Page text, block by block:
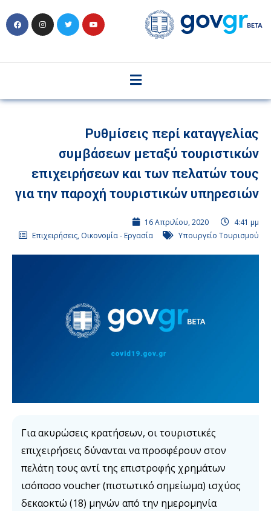
Ρυθμίσεις περί καταγγελίας
συμβάσεων μεταξύ τουριστικών
επιχειρήσεων και των πελατών τους
για την παροχή τουριστικών υπηρεσιών
16 Απριλίου, 2020
4:41 μμ
Επιχειρήσεις, Οικονομία - Εργασία Υπουργείο Τουρισμού
Για ακυρώσεις κρατήσεων, οι τουριστικές
επιχειρήσεις δύνανται να προσφέρουν στον
πελάτη τους αντί της επιστροφής χρημάτων
ισόποσο voucher (πιστωτικό σημείωμα) ισχύος
δεκαοκτώ (18) μηνών από την ημερομηνία